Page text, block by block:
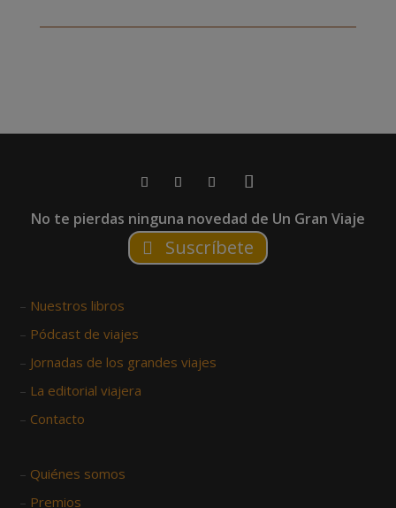
No te pierdas ninguna novedad de Un Gran Viaje
Suscríbete
– Nuestros libros
– Pódcast de viajes
– Jornadas de los grandes viajes
– La editorial viajera
– Contacto
– Quiénes somos
– Premios